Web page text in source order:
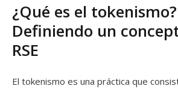
¿Qué es el tokenismo?
Definiendo un
RSE
El tokenismo es una práctica que